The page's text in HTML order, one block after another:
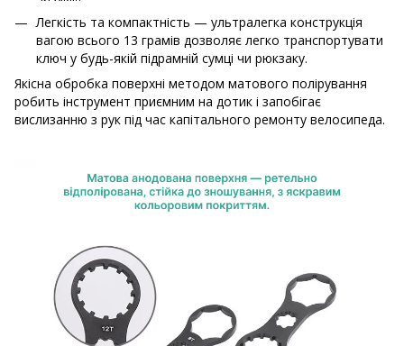
Легкість та компактність — ультралегка конструкція
вагою всього 13 грамів дозволяє легко транспортувати
ключ у будь-якій підрамній сумці чи рюкзаку.
Якісна обробка поверхні методом матового полірування
робить інструмент приємним на дотик і запобігає
вислизанню з рук під час капітального ремонту велосипеда.